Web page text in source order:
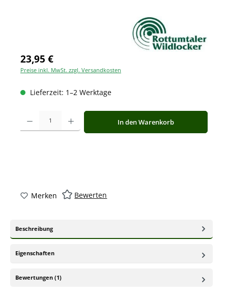
23,95 €
Preise inkl. MwSt. zzgl. Versandkosten
Lieferzeit: 1–2 Werktage
Produkt Anzahl: Gib den gewünschten Wert ein oder benutze die
In den Warenkorb
Merken Bewerten
Beschreibung
Eigenschaften
Bewertungen (1)